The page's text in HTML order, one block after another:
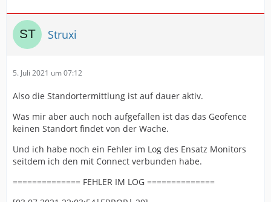
Struxi
5. Juli 2021 um 07:12
Also die Standortermittlung ist auf dauer aktiv.
Was mir aber auch noch aufgefallen ist das das Geofence
keinen Standort findet von der Wache.
Und ich habe noch ein Fehler im Log des Ensatz Monitors
seitdem ich den mit Connect verbunden habe.
============== FEHLER IM LOG ==============